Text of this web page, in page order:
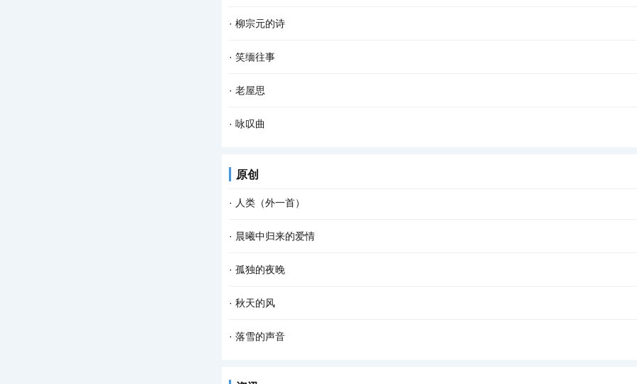
一个春意盎然的日子，刚落成的人民医院外科大楼分来一名年轻漂亮的女护士。人事科的同志
铜鼓县一个普通的农民家庭，姓桃，今年21岁，是通过网上报名考入本...
· 柳宗元的诗
1、《巽公院五咏·禅堂》 唐·柳宗元 发地结菁茅，团团抱虚白。 山花落幽户，中有忘机客。
待析。 万籁俱缘生，�然喧中寂。 心境本洞如，鸟飞无遗迹。 2、《巽...
· 笑缅往事
我敬岁月一杯酒， 岁月还我一厢愁。 万种缱绻无处诉， 几缕青丝梢白头。 谁临床前看云走
再无往事可回首， 且愿余生不悲愁。...
· 老屋思
鹑鸪咕声鸣，回旋空谷悠。 烛夜窝中争，垂髫观影闹。...
· 咏叹曲
原创
· 人类（外一首）
像稻谷一样， 大地长满了人类。 大多数都默然而生， 默然而息， 消失在时空的苍茫， 悄无
满的， 能被后人收获， 储存进精神的仓库里， 成为历史的种子。 生命...
· 晨曦中归来的爱情
晨风在招手 海鸥喃喃细语 迎来东方一缕曙光 阳光晒在海面上 晨曦多么美丽 淡淡的署光 浸洗
我面前导引 引向思念的港湾徐行 一阵海浪欢送 藏着一个海螺的梦 朝...
· 孤独的夜晚
这个夜晚我又孤独了 从没想过 会离幸福这么遥远 当我疲惫不堪时 站在皎洁的月亮下 被风呛
我仿佛看见了 依稀中你久违的笑容 这个夜晚好像有了 记忆里的流浪...
· 秋天的风
秋天的风 相对于夏天的风 多了一丝凉意 相对于冬天的风 又多了些许温存 而相对于春天的风
· 落雪的声音